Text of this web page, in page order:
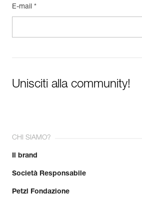
E-mail *
Unisciti alla community!
CHI SIAMO?
Il brand
Società Responsabile
Petzl Fondazione